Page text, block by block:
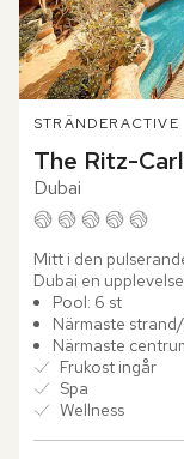
STRÄNDERACTIVE
The Ritz-
Dubai
Mitt i den
Dubai en
beläget i Marina
Pool: 6 st
Närmaste
Närmaste
Frukost ingår
Spa
Wellness